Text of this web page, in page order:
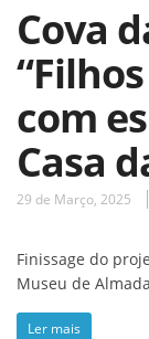
Cova
com
Casa
29 de Março, 2025
Finissage do
Museu de
Ler mais